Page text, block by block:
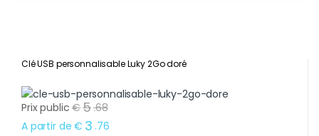
Clé USB personnalisable Luky 2Go doré
Prix public €5.68
A partir de € 3 .76